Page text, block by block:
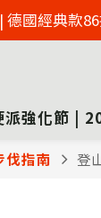
硬派強化節
德國經典款
派強化節 |
指南 登